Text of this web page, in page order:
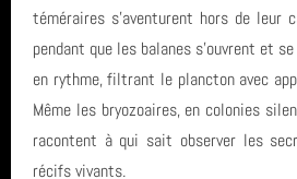
téméraires s’aventurent hors de leur
pendant que les balanes s’ouvrent et
en rythme, filtrant le plancton avec
Même les bryozoaires, en colonies
racontent à qui sait observer les
récifs vivants.